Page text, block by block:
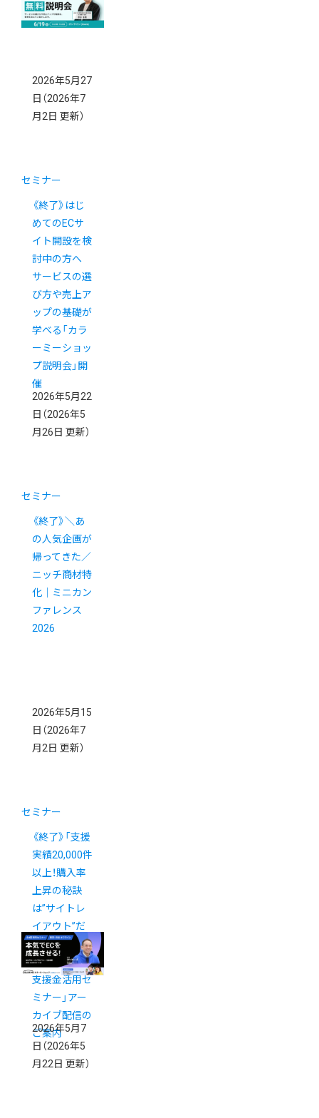
2026年5月27
日 （2026年7
月2日 更新）
セミナー
《終了》はじ
めてのECサ
イト開設を検
討中の方へ
サービスの選
び方や売上ア
ップの基礎が
学べる「カラ
ーミーショッ
プ説明会」開
催
2026年5月22
日 （2026年5
月26日 更新）
セミナー
《終了》＼あ
の人気企画が
帰ってきた／
ニッチ商材特
化｜ミニカン
ファレンス
2026
2026年5月15
日 （2026年7
月2日 更新）
セミナー
《終了》「支援
実績20,000件
以上！購入率
上昇の秘訣
は”サイトレ
イアウト”だ
った！カラー
ミーショップ
支援金活用セ
ミナー」アー
カイブ配信の
ご案内
2026年5月7
日 （2026年5
月22日 更新）